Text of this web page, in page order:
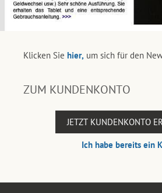
Klicken Sie hier, um sich für den
ZUM KUNDENKONTO
JETZT KUNDENKONTO
Ich habe bereits ein